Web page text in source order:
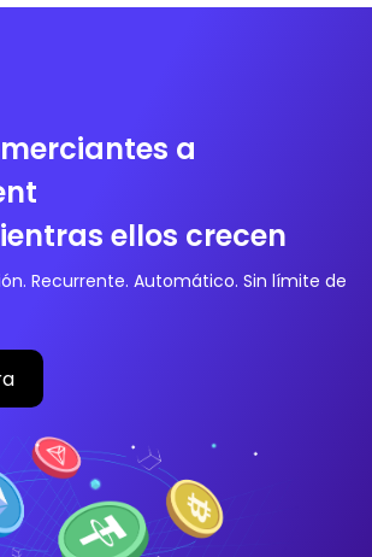
a
ellos crecen
Recurrente. Automático. Sin límite de